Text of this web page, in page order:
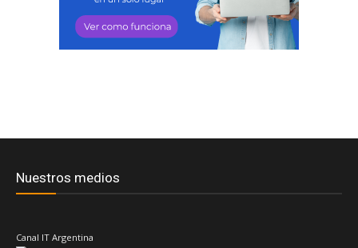
Nuestros medios
Canal IT Argentina